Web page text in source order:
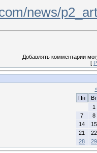
news/
Добавлять комментарии
[
Пн
Вт
1
7
8
14
15
21
22
28
29